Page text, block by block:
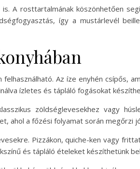
A rosttartalmának köszönhetően
így a mustárlevél
Az íze enyhén csípős,
ízletes és tápláló fogásokat
zöldséglevesekhez vagy
ahol a főzési folyamat során megőrzi
Pizzákon, quiche-ken vagy
és tápláló ételeket készíthetünk